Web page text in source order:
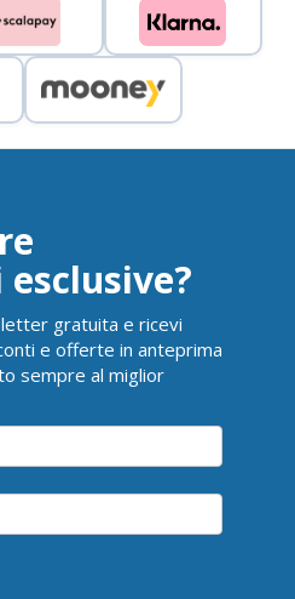
gratuita e ricevi
e offerte in anteprima
sempre al miglior